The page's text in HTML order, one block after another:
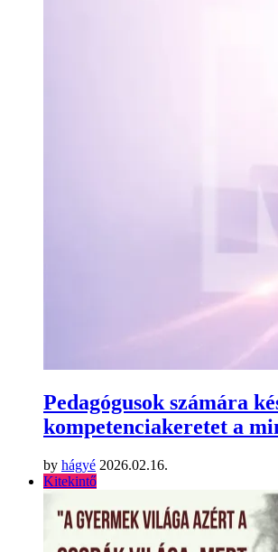
Pedagógusok számára
kompetenciakeretet a
by hágyé 2026.02.16.
Kitekintő